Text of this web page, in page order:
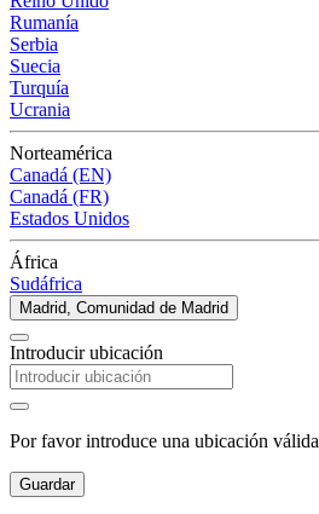
Rumanía
Serbia
Suecia
Turquía
Ucrania
Norteamérica
Canadá (EN)
Canadá (FR)
Estados Unidos
África
Sudáfrica
Madrid, Comunidad de Madrid
Introducir ubicación
Por favor introduce una ubicación válida
Guardar